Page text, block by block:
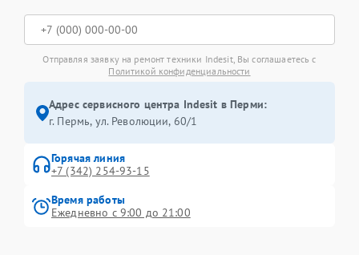
Отправляя заявку на ремонт техники Indesit, Вы соглашаетесь с
Политикой конфиденциальности
Адрес сервисного центра Indesit в Перми:
г. Пермь, ул. ​Революции, 60/1
Горячая линия
+7 (342) 254-93-15
Время работы
Ежедневно с 9:00 до 21:00